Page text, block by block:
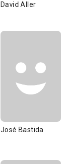
David Aller
José Bastida